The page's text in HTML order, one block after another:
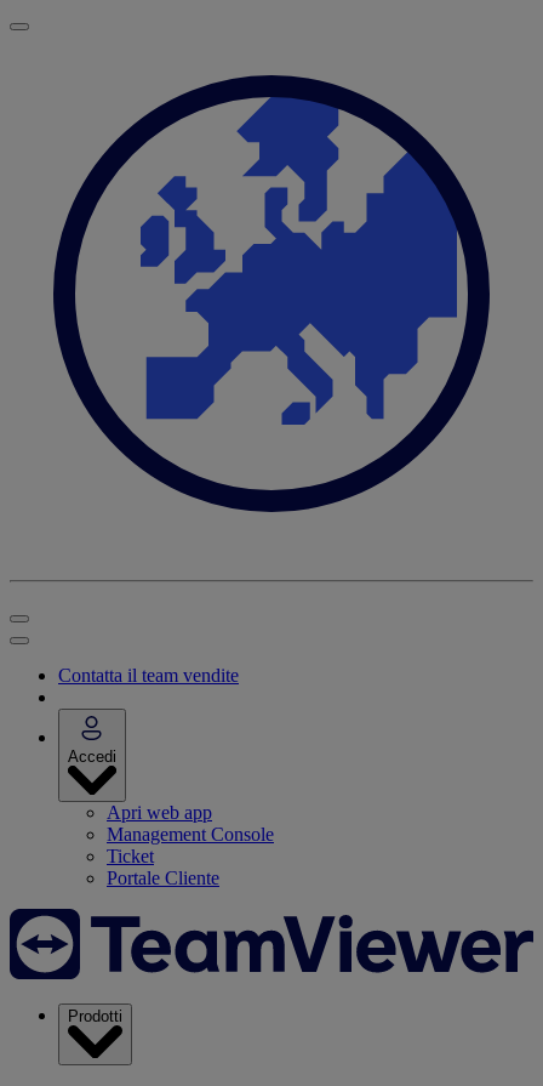
Contatta il team vendite
Accedi
Apri web app
Management Console
Ticket
Portale Cliente
Prodotti